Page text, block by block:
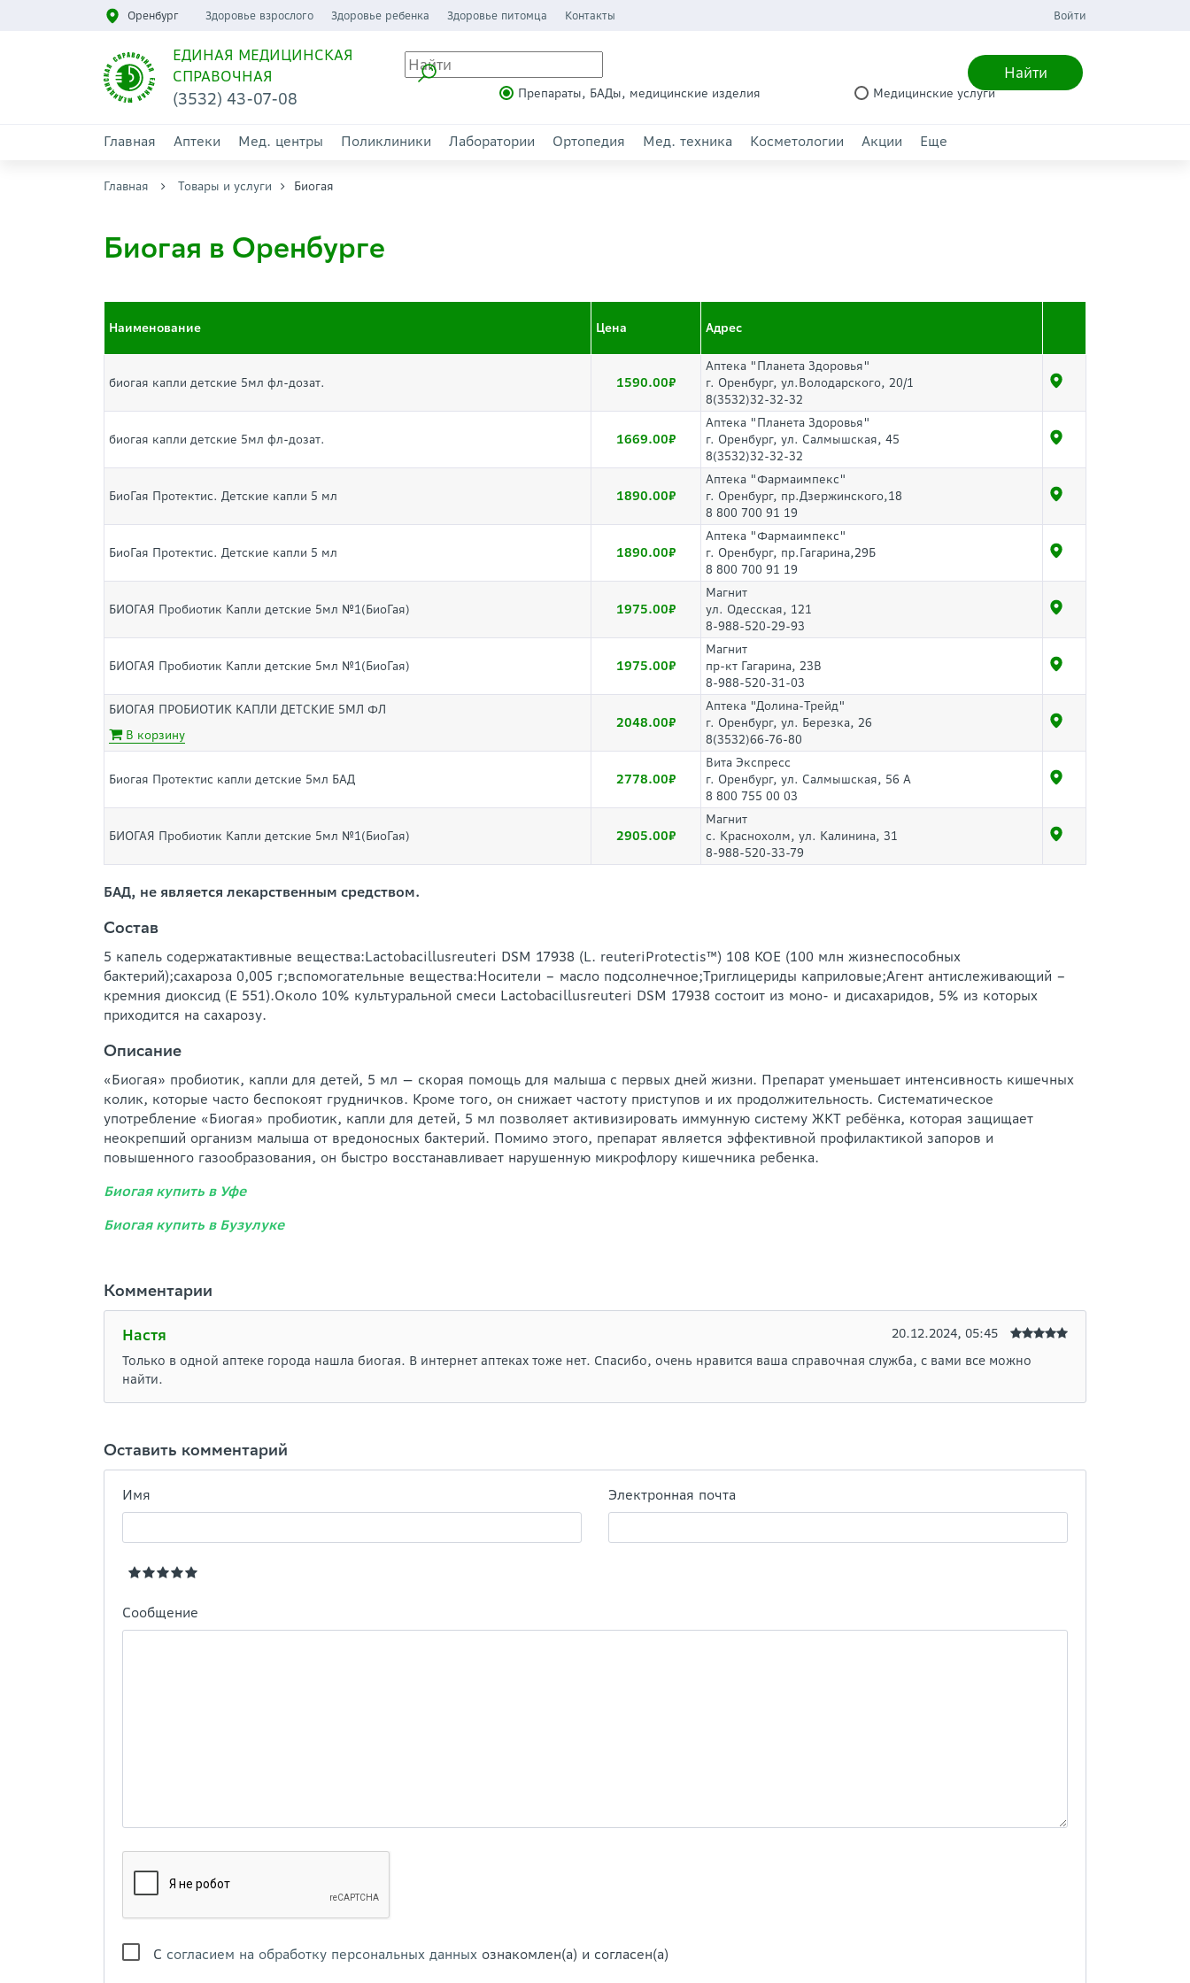
Оренбург Здоровье взрослого Здоровье ребенка Здоровье питомца Контакты Войти
ЕДИНАЯ МЕДИЦИНСКАЯ
СПРАВОЧНАЯ
(3532) 43-07-08
Найти
Препараты, БАДы, медицинские изделия Медицинские услуги
Главная Аптеки Мед. центры Поликлиники Лаборатории Ортопедия Мед. техника Косметологии Акции Еще
Главная Товары и услуги Биогая
Биогая в Оренбурге
Наименование Цена Адрес
биогая капли детские 5мл фл-дозат. 1590.00
Аптека "Планета Здоровья"
г. Оренбург, ул.Володарского, 20/1
8(3532)32-32-32
биогая капли детские 5мл фл-дозат. 1669.00
Аптека "Планета Здоровья"
г. Оренбург, ул. Салмышская, 45
8(3532)32-32-32
БиоГая Протектис. Детские капли 5 мл 1890.00
Аптека "Фармаимпекс"
г. Оренбург, пр.Дзержинского,18
8 800 700 91 19
БиоГая Протектис. Детские капли 5 мл 1890.00
Аптека "Фармаимпекс"
г. Оренбург, пр.Гагарина,29Б
8 800 700 91 19
БИОГАЯ Пробиотик Капли детские 5мл №1(БиоГая) 1975.00
Магнит
ул. Одесская, 121
8-988-520-29-93
БИОГАЯ Пробиотик Капли детские 5мл №1(БиоГая) 1975.00
Магнит
пр-кт Гагарина, 23В
8-988-520-31-03
БИОГАЯ ПРОБИОТИК КАПЛИ ДЕТСКИЕ 5МЛ ФЛ
В корзину
2048.00
Аптека "Долина-Трейд"
г. Оренбург, ул. Березка, 26
8(3532)66-76-80
Биогая Протектис капли детские 5мл БАД 2778.00
Вита Экспресс
г. Оренбург, ул. Салмышская, 56 А
8 800 755 00 03
БИОГАЯ Пробиотик Капли детские 5мл №1(БиоГая) 2905.00
Магнит
с. Краснохолм, ул. Калинина, 31
8-988-520-33-79
БАД, не является лекарственным средством.
Состав
5 капель содержатактивные вещества:Lactobacillusreuteri DSM 17938 (L. reuteriProtectis™) 108 КОЕ (100 млн жизнеспособных
бактерий);сахароза 0,005 г;вспомогательные вещества:Носители – масло подсолнечное;Триглицериды каприловые;Агент антислеживающий –
кремния диоксид (Е 551).Около 10% культуральной смеси Lactobacillusreuteri DSM 17938 состоит из моно- и дисахаридов, 5% из которых
приходится на сахарозу.
Описание
«Биогая» пробиотик, капли для детей, 5 мл — скорая помощь для малыша с первых дней жизни. Препарат уменьшает интенсивность кишечных
колик, которые часто беспокоят грудничков. Кроме того, он снижает частоту приступов и их продолжительность. Систематическое
употребление «Биогая» пробиотик, капли для детей, 5 мл позволяет активизировать иммунную систему ЖКТ ребёнка, которая защищает
неокрепший организм малыша от вредоносных бактерий. Помимо этого, препарат является эффективной профилактикой запоров и
повышенного газообразования, он быстро восстанавливает нарушенную микрофлору кишечника ребенка.
Биогая купить в Уфе
Биогая купить в Бузулуке
Комментарии
Настя
20.12.2024, 05:45
Только в одной аптеке города нашла биогая. В интернет аптеках тоже нет. Спасибо, очень нравится ваша справочная служба, с вами все можно
найти.
Оставить комментарий
Имя Электронная почта
Сообщение
С согласием на обработку персональных данных ознакомлен(а) и согласен(а)